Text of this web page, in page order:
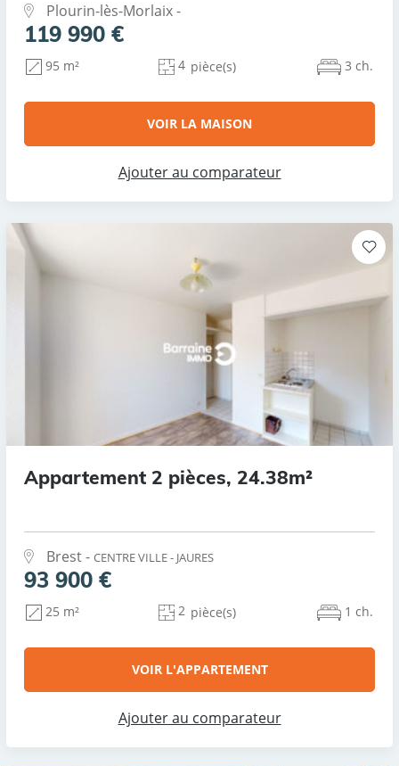
Plourin-lès-Morlaix -
119 990 €
95 m² 4 pièce(s) 3 ch.
VOIR LA MAISON
Ajouter au comparateur
Appartement 2 pièces, 24.38m²
Brest - CENTRE VILLE - JAURES
93 900 €
25 m² 2 pièce(s) 1 ch.
VOIR L'APPARTEMENT
Ajouter au comparateur